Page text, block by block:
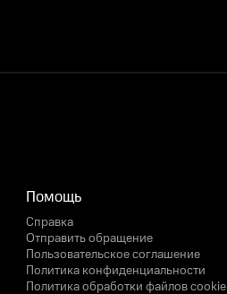
Помощь
Справка
Отправить обращение
Пользовательское соглашение
Политика конфиденциальности
Политика обработки файлов cookie